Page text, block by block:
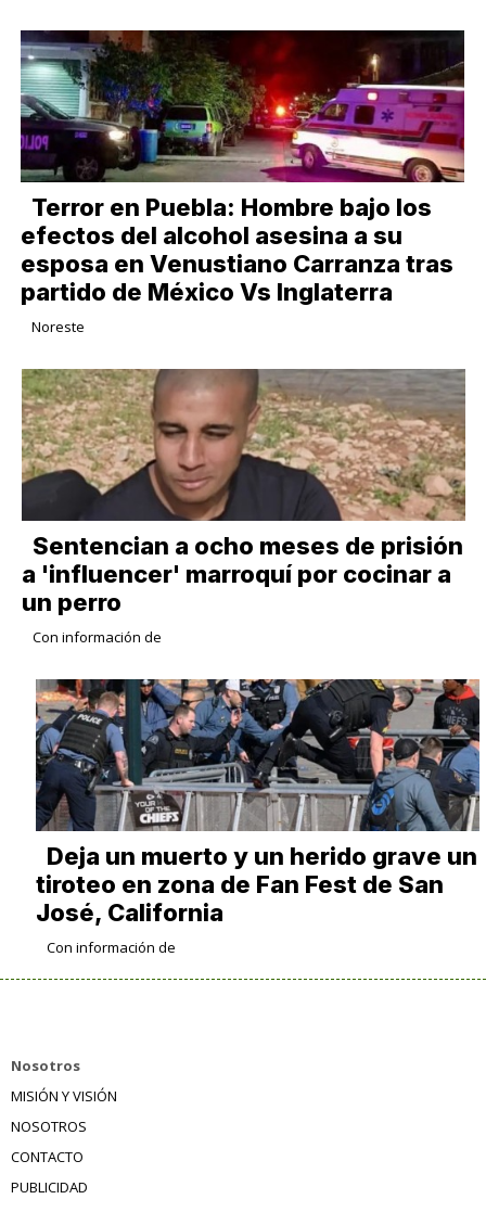
Terror en Puebla: Hombre bajo los
efectos del alcohol asesina a su
esposa en Venustiano Carranza tras
partido de México Vs Inglaterra
Noreste
Sentencian a ocho meses de prisión
a 'influencer' marroquí por cocinar a
un perro
Con información de
Deja un muerto y un herido grave un
tiroteo en zona de Fan Fest de San
José, California
Con información de
Nosotros
MISIÓN Y VISIÓN
NOSOTROS
CONTACTO
PUBLICIDAD